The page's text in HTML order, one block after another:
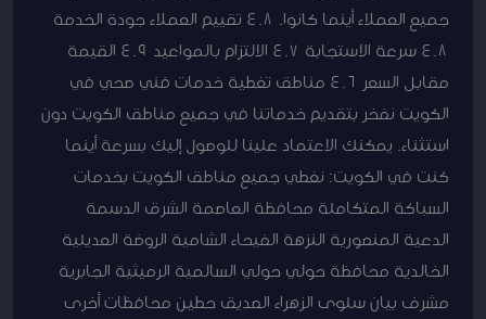
جميع العملاء أينما كانوا. 4.8 تقييم العملاء جودة الخدمة
4.8 سرعة الاستجابة 4.7 الالتزام بالمواعيد 4.9 القيمة
مقابل السعر 4.6 مناطق تغطية خدمات فني صحي في
الكويت نفخر بتقديم خدماتنا في جميع مناطق الكويت دون
استثناء. يمكنك الاعتماد علينا للوصول إليك بسرعة أينما
كنت في الكويت: نغطي جميع مناطق الكويت بخدمات
السباكة المتكاملة محافظة العاصمة الشرق الدسمة
الدعية المنصورية النزهة الفيحاء الشامية الروضة العديلية
الخالدية محافظة حولي حولي السالمية الرميثية الجابرية
مشرف بيان سلوى الزهراء الصديق حطين محافظات أخرى